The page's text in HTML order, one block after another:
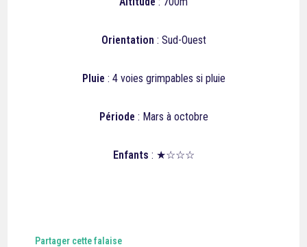
Orientation : Sud-Ouest
Pluie : 4 voies grimpables si pluie
Période : Mars à octobre
Enfants : ★☆☆☆
Partager cette falaise